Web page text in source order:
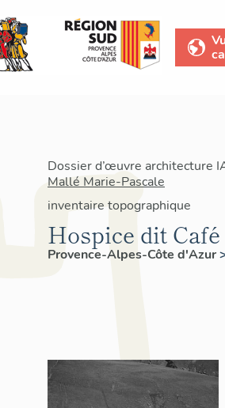
Dossier d’œuvre architecture
Mallé Marie-Pascale
inventaire topographique
Hospice dit
Provence-Alpes-Côte d'Azur